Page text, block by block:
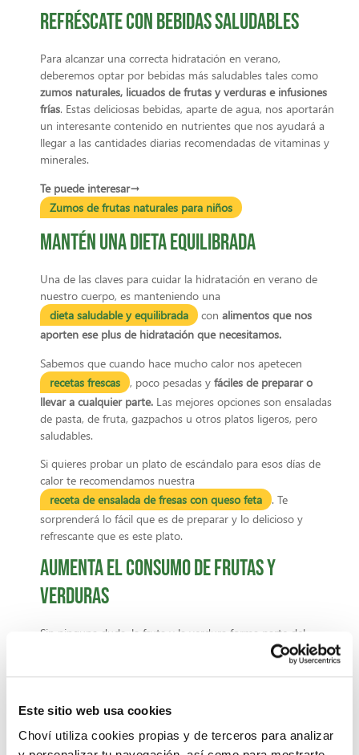
Este sitio web usa cookies
Choví utiliza cookies propias y de terceros para analizar
Refréscate con bebidas saludables
Para alcanzar una correcta hidratación en verano,
deberemos optar por bebidas más saludables tales como
zumos naturales, licuados de frutas y verduras e infusiones
frías. Estas deliciosas bebidas, aparte de agua, nos aportarán
un interesante contenido en nutrientes que nos ayudará a
llegar a las cantidades diarias recomendadas de vitaminas y
minerales.
Te puede interesar→
Zumos de frutas naturales para niños
Mantén una dieta equilibrada
Una de las claves para cuidar la hidratación en verano de
nuestro cuerpo, es manteniendo una
dieta saludable y equilibrada
con alimentos que nos
aporten ese plus de hidratación que necesitamos.
Sabemos que cuando hace mucho calor nos apetecen
recetas frescas
, poco pesadas y fáciles de preparar o
llevar a cualquier parte. Las mejores opciones son ensaladas
de pasta, de fruta, gazpachos u otros platos ligeros, pero
saludables.
Si quieres probar un plato de escándalo para esos días de
calor te recomendamos nuestra
receta de ensalada de fresas con queso feta
. Te
sorprenderá lo fácil que es de preparar y lo delicioso y
refrescante que es este plato.
Aumenta el consumo de frutas y
verduras
Sin ninguna duda, la fruta y la verdura forma parte del
alimentos refrescantes para el verano
sensación refrescante y tiene un alto contenido en agua.
Ahora que ya conoces algunos de los consejos para